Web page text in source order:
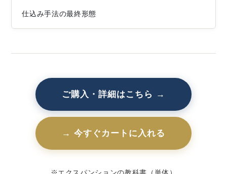
仕込み手法の最終形態
ご購入・詳細はこちら →
→ 今すぐカートに入れる